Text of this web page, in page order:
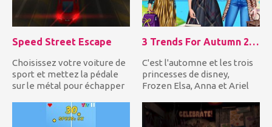
Speed Street Escape
Choisissez votre voiture de
sport et mettez la pédale
sur le métal pour échapper
3 Trends For Autumn 2018
C'est l'automne et les trois
princesses de disney,
Frozen Elsa, Anna et Ariel